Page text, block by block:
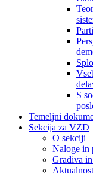
S
Temeljni
Sekcija za VZD
O sekciji
Naloge in
Gradiva